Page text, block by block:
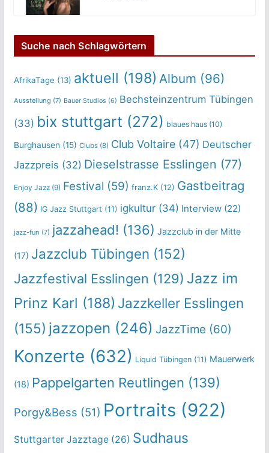
Suche nach Schlagwörtern
AfrikaTage (13) aktuell (198) Album (96)
Ausstellung (7) Bauer Studios (6) Bechsteinzentrum Tübingen
(33) bix stuttgart (272) blaues haus(10)
Burghausen (15) Clubs(8) Club Voltaire(47) Deutscher
Jazzpreis (32) Dieselstrasse Esslingen (77)
Enjoy Jazz(9) Festival (59) franz.K(12) Gastbeitrag
(88) IG Jazz Stuttgart (11) igkultur(34) Interview(22)
jazz-fun (7) jazzahead! (136) Jazzclub in der Mitte
(17) Jazzclub Tübingen (152)
Jazzfestival Esslingen (129) Jazz im
Prinz Karl (188) Jazzkeller Esslingen
(155) jazzopen (246) JazzTime (60)
Konzerte (632) Liquid Tübingen(11) Mauerwerk
(18) Pappelgarten Reutlingen (139)
Porgy&Bess (51) Portraits (922)
Stuttgarter Jazztage(26) Sudhaus